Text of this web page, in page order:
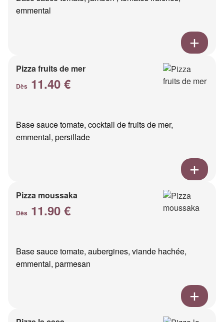
emmental
Pizza fruits de mer
Dès 11.40 €
Base sauce tomate, cocktail de fruits de mer,
emmental, persillade
Pizza moussaka
Dès 11.90 €
Base sauce tomate, aubergines, viande hachée,
emmental, parmesan